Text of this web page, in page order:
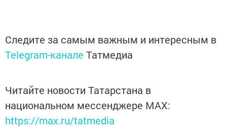
Следите за самым важным и интересным в
Telegram-канале Татмедиа
Читайте новости Татарстана в
национальном мессенджере MАХ:
https://max.ru/tatmedia